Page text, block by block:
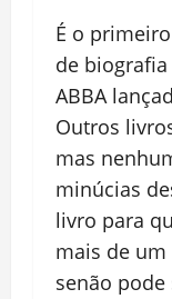
É o
de
ABBA
Outros
mas
minúcias
livro para
mais de um
senão